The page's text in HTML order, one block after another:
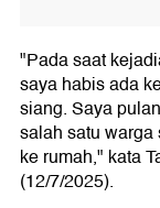
"Pada saat
saya habis ada
siang. Saya
salah satu
ke rumah," kata
(12/7/2025).